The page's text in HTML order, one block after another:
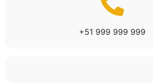
+51 999 999 999